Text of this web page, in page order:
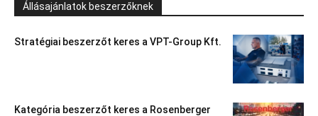
Állásajánlatok beszerzőknek
Stratégiai beszerzőt keres a VPT-Group Kft.
Kategória beszerzőt keres a Rosenberger